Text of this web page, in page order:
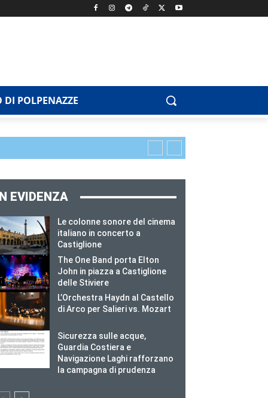
DI POLPENAZZE
EVIDENZA
Le colonne sonore del cinema
italiano in concerto a
Castiglione
The One Band porta Elton
John in piazza a Castiglione
delle Stiviere
L’Orchestra Haydn al Castello
di Arco per Salieri vs. Mozart
Sicurezza sulle acque,
Guardia Costiera e
Navigazione Laghi rafforzano
la campagna di prudenza